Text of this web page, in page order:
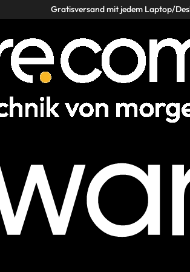
Gratisversand mit jedem Laptop/